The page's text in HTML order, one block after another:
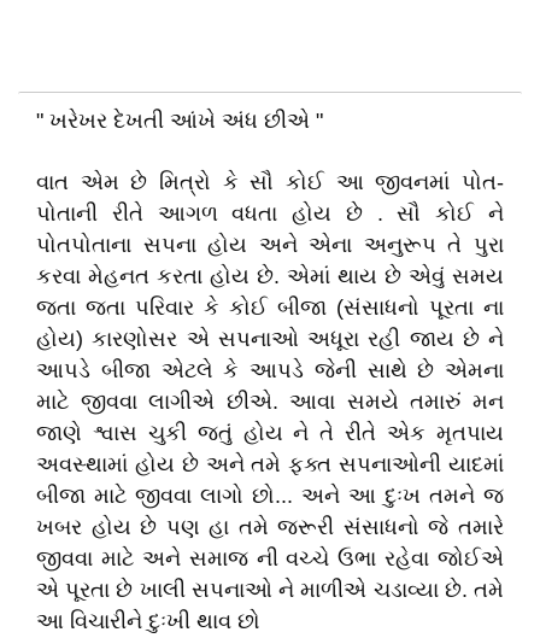
" ખરેખર દેખતી આંખે અંધ છીએ "
વાત એમ છે મિત્રો કે સૌ કોઈ આ જીવનમાં પોત-
પોતાની રીતે આગળ વધતા હોય છે . સૌ કોઈ ને
પોતપોતાના સપના હોય અને એના અનુરૂપ તે પુરા
કરવા મેહનત કરતા હોય છે. એમાં થાય છે એવું સમય
જતા જતા પરિવાર કે કોઈ બીજા (સંસાધનો પૂરતા ના
હોય) કારણોસર એ સપનાઓ અધૂરા રહી જાય છે ને
આપડે બીજા એટલે કે આપડે જેની સાથે છે એમના
માટે જીવવા લાગીએ છીએ. આવા સમયે તમારું મન
જાણે શ્વાસ ચુકી જતું હોય ને તે રીતે એક મૃતપાય
અવસ્થામાં હોય છે અને તમે ફક્ત સપનાઓની યાદમાં
બીજા માટે જીવવા લાગો છો... અને આ દુઃખ તમને જ
ખબર હોય છે પણ હા તમે જરૂરી સંસાધનો જે તમારે
જીવવા માટે અને સમાજ ની વચ્ચે ઉભા રહેવા જોઈએ
એ પૂરતા છે ખાલી સપનાઓ ને માળીએ ચડાવ્યા છે. તમે
આ વિચારીને દુઃખી થાવ છો